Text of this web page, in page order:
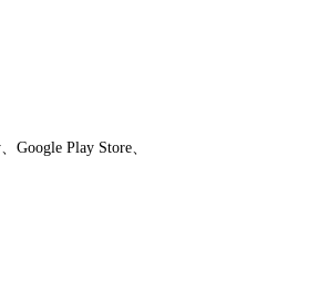
Play Store、